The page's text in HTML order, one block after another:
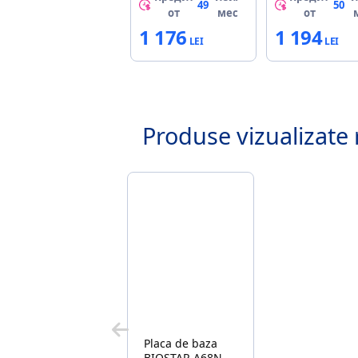
Radeon R2
Graphics
1xPCIe16 2xSATA
mini-ITX
от
49
мес
1 176
4933, APU
GRAPHICS
от
50
1 194
Produse vizualizate
Placa de baza